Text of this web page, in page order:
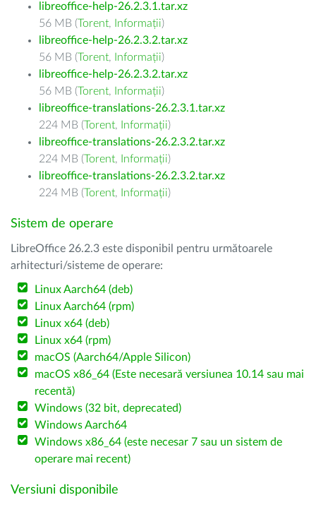
libreoffice-help-26.2.3.1.tar.xz
56 MB (Torent, Informații)
libreoffice-help-26.2.3.2.tar.xz
56 MB (Torent, Informații)
libreoffice-help-26.2.3.2.tar.xz
56 MB (Torent, Informații)
libreoffice-translations-26.2.3.1.tar.xz
224 MB (Torent, Informații)
libreoffice-translations-26.2.3.2.tar.xz
224 MB (Torent, Informații)
libreoffice-translations-26.2.3.2.tar.xz
224 MB (Torent, Informații)
Sistem de operare
LibreOffice 26.2.3 este disponibil pentru următoarele
arhitecturi/sisteme de operare:
Linux Aarch64 (deb)
Linux Aarch64 (rpm)
Linux x64 (deb)
Linux x64 (rpm)
macOS (Aarch64/Apple Silicon)
macOS x86_64 (Este necesară versiunea 10.14 sau mai
recentă)
Windows (32 bit, deprecated)
Windows Aarch64
Windows x86_64 (este necesar 7 sau un sistem de
operare mai recent)
Versiuni disponibile